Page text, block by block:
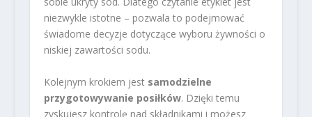
niezwykle istotne – pozwala to podejmować
świadome decyzje dotyczące wyboru żywności o
niskiej zawartości sodu.
Kolejnym krokiem jest samodzielne
przygotowywanie posiłków. Dzięki temu
zyskujesz kontrolę nad składnikami i możesz